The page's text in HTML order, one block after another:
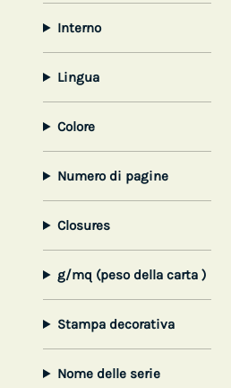
Interno
Lingua
Colore
Numero di pagine
Closures
g/mq (peso della carta )
Stampa decorativa
Nome delle serie